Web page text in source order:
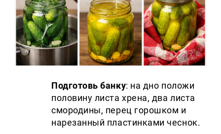
Подготовь банку: на дно положи
половину листа хрена, два листа
смородины, перец горошком и
нарезанный пластинками чеснок.